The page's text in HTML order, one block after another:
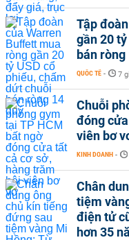
Tập
gần 20
bán ròng
QUỐC TẾ - 7
Chuỗi
đóng
viên bơ
KINH DOANH -
Chân
tiệm
điện tử
hơn 35